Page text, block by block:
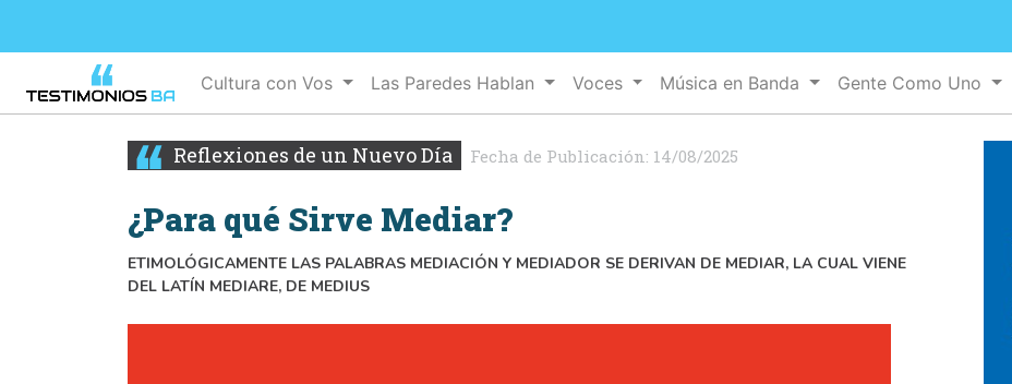
Cultura con Vos Las Paredes Hablan Voces Música en Banda Gente Como Uno
Reflexiones de un Nuevo Día Fecha de Publicación: 14/08/2025
¿Para qué Sirve Mediar?
ETIMOLÓGICAMENTE LAS PALABRAS MEDIACIÓN Y MEDIADOR SE DERIVAN DE MEDIAR, LA CUAL VIENE
DEL LATÍN MEDIARE, DE MEDIUS